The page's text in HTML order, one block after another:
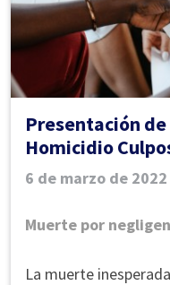
Presentación
Homicidio
6 de marzo de 2022
Muerte por
Cómo
La muerte